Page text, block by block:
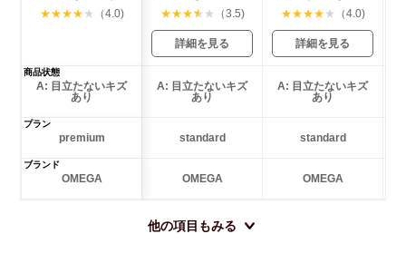
★★★★ ★ （4.0)
★★★★ ★ （3.5)
詳細を見る
★★★★ ★ （4.0)
詳細を見る
商品状態
A: 目立たないキズ
あり
A: 目立たないキズ
あり
A: 目立たないキズ
あり
プラン
premium standard standard
ブランド
OMEGA OMEGA OMEGA
他の項目もみる